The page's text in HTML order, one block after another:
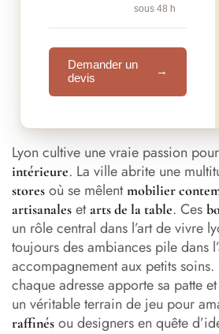
sous 48 h
Demander un
devis
→
Lyon cultive une vraie passion
intérieure. La ville abrite une
stores où se mêlentmobilier
artisanales etarts de la table. Ces
un rôle central dans l’art de vivre
toujours des ambiances pile dans
accompagnement aux petits soins.
chaque adresse apporte sa patte
un véritable terrain de jeu pour
raffinés ou designers en quête